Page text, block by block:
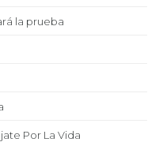
la prueba
Por La Vida